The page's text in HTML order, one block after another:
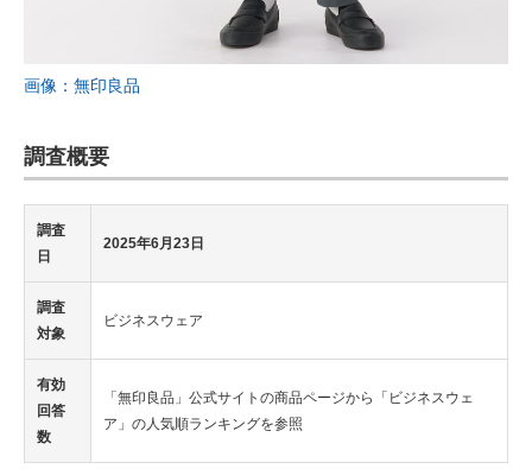
画像：無印良品
調査概要
調査
日
2025年6月23日
調査
対象
ビジネスウェア
有効
回答
数
「無印良品」公式サイトの商品ページから「ビジネスウェ
ア」の人気順ランキングを参照